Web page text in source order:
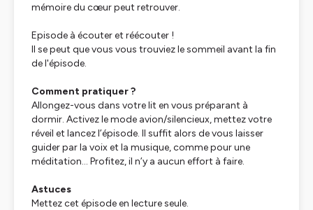
mémoire du cœur peut retrouver.
Episode à écouter et réécouter !
Il se peut que vous vous trouviez le sommeil avant la fin
de l'épisode.
Comment pratiquer ?
Allongez-vous dans votre lit en vous préparant à
dormir. Activez le mode avion/silencieux, mettez votre
réveil et lancez l’épisode. Il suffit alors de vous laisser
guider par la voix et la musique, comme pour une
méditation… Profitez, il n’y a aucun effort à faire.
Astuces
Mettez cet épisode en lecture seule.